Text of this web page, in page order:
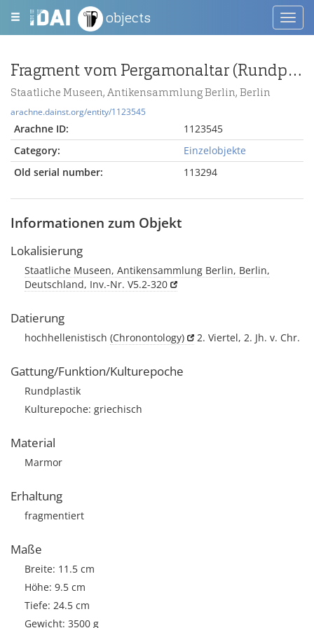
objects
Fragment vom Pergamonaltar (Rundplastik oder Relief); Berlin:Relief / Statue (?), Fragment
Staatliche Museen, Antikensammlung Berlin, Berlin
arachne.dainst.org/entity/1123545
Arachne ID:
1123545
Category:
Einzelobjekte
Old serial number:
113294
Informationen zum Objekt
Lokalisierung
Staatliche Museen, Antikensammlung Berlin, Berlin,
Deutschland, Inv.-Nr. V5.2-320
Datierung
hochhellenistisch (Chronontology) 2. Viertel, 2. Jh. v. Chr.
Gattung/Funktion/Kulturepoche
Rundplastik
Kulturepoche: griechisch
Material
Marmor
Erhaltung
fragmentiert
Maße
Breite: 11.5 cm
Höhe: 9.5 cm
Tiefe: 24.5 cm
Gewicht: 3500 g